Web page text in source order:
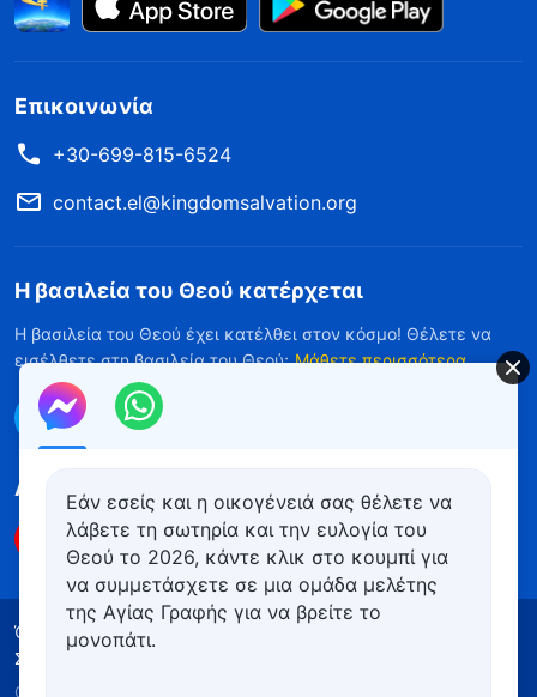
Επικοινωνία
+30-699-815-6524
contact.el@kingdomsalvation.org
Η βασιλεία του Θεού κατέρχεται
Η βασιλεία του Θεού έχει κατέλθει στον κόσμο! Θέλετε να
εισέλθετε στη βασιλεία του Θεού; Μάθετε περισσότερα
Επικοινωνήστε μαζί μας μέσω Messenger
Ακολουθήστε μας
Όροι Χρήσης
Πολιτική απορρήτου
Συντελεστές
Copyright © 2026
Εάν εσείς και η οικογένειά σας θέλετε να
λάβετε τη σωτηρία και την ευλογία του
Θεού το 2026, κάντε κλικ στο κουμπί για
να συμμετάσχετε σε μια ομάδα μελέτης
της Αγίας Γραφής για να βρείτε το
μονοπάτι.